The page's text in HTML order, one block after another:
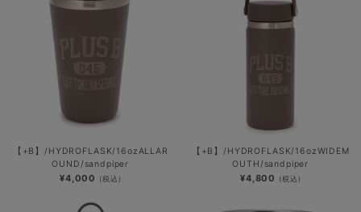
【+B】/HYDROFLASK/16ozALLAR
OUND/sandpiper
¥4,000 (税込)
【+B】/HYDROFLASK/16ozWIDEM
OUTH/sandpiper
¥4,800 (税込)